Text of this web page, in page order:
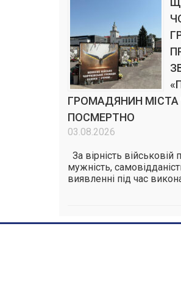
ГРОМАДЯНИН МІСТА
ПОСМЕРТНО
03.08.2026
За вірність військовій
мужність,
виявленні під час